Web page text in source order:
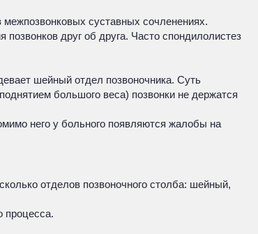
межпозвонковых суставных сочленениях.
друг об друга. Часто спондилолистез
шейный отдел позвоночника. Суть
большого веса) позвонки не держатся
него у больного появляются жалобы на
отделов позвоночного столба: шейный,
процесса.